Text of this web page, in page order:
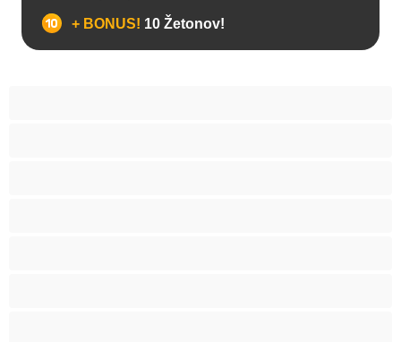
+ BONUS! 10 Žetonov!